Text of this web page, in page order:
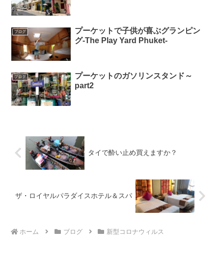
ブログ
プーケットで子供が喜ぶグランピン
グ-The Play Yard Phuket-
ブログ
プーケットのガソリンスタンド～
part2
タイで酔い止め買えますか？
ザ・ロイヤルパラダイスホテル＆スパ
ホーム ブログ 新型コロナウィルス